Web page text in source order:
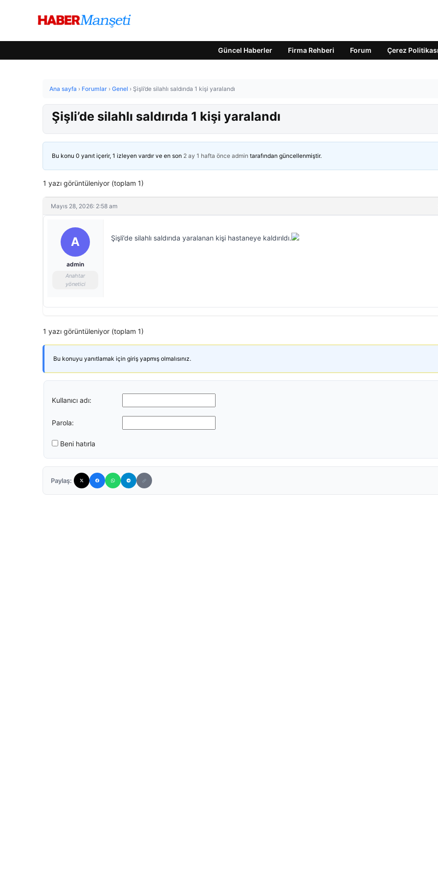
Güncel Haberler Firma Rehberi Forum Çerez Politikası
Ana sayfa › Forumlar › Genel › Şişli’de silahlı saldırıda 1 kişi yaralandı
Şişli’de silahlı saldırıda 1 kişi yaralandı
Bu konu 0 yanıt içerir, 1 izleyen vardır ve en son 2 ay 1 hafta önce admin tarafından güncellenmiştir.
1 yazı görüntüleniyor (toplam 1)
Mayıs 28, 2026: 2:58 am
A
admin
Anahtar
yönetici
Şişli’de silahlı saldırıda yaralanan kişi hastaneye kaldırıldı.
1 yazı görüntüleniyor (toplam 1)
Bu konuyu yanıtlamak için giriş yapmış olmalısınız.
Kullanıcı adı:
Parola:
Beni hatırla
Paylaş: